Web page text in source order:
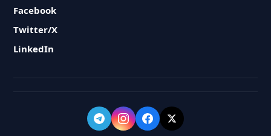
Facebook
Twitter/X
LinkedIn